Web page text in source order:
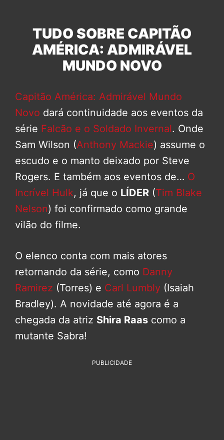
TUDO SOBRE CAPITÃO
AMÉRICA: ADMIRÁVEL
MUNDO NOVO
Capitão América: Admirável Mundo
Novo dará continuidade aos eventos da
série Falcão e o Soldado Invernal. Onde
Sam Wilson (Anthony Mackie) assume o
escudo e o manto deixado por Steve
Rogers. E também aos eventos de… O
Incrível Hulk, já que o LÍDER (Tim Blake
Nelson) foi confirmado como grande
vilão do filme.
O elenco conta com mais atores
retornando da série, como Danny
Ramirez (Torres) e Carl Lumbly (Isaiah
Bradley). A novidade até agora é a
chegada da atriz Shira Raas como a
mutante Sabra!
PUBLICIDADE